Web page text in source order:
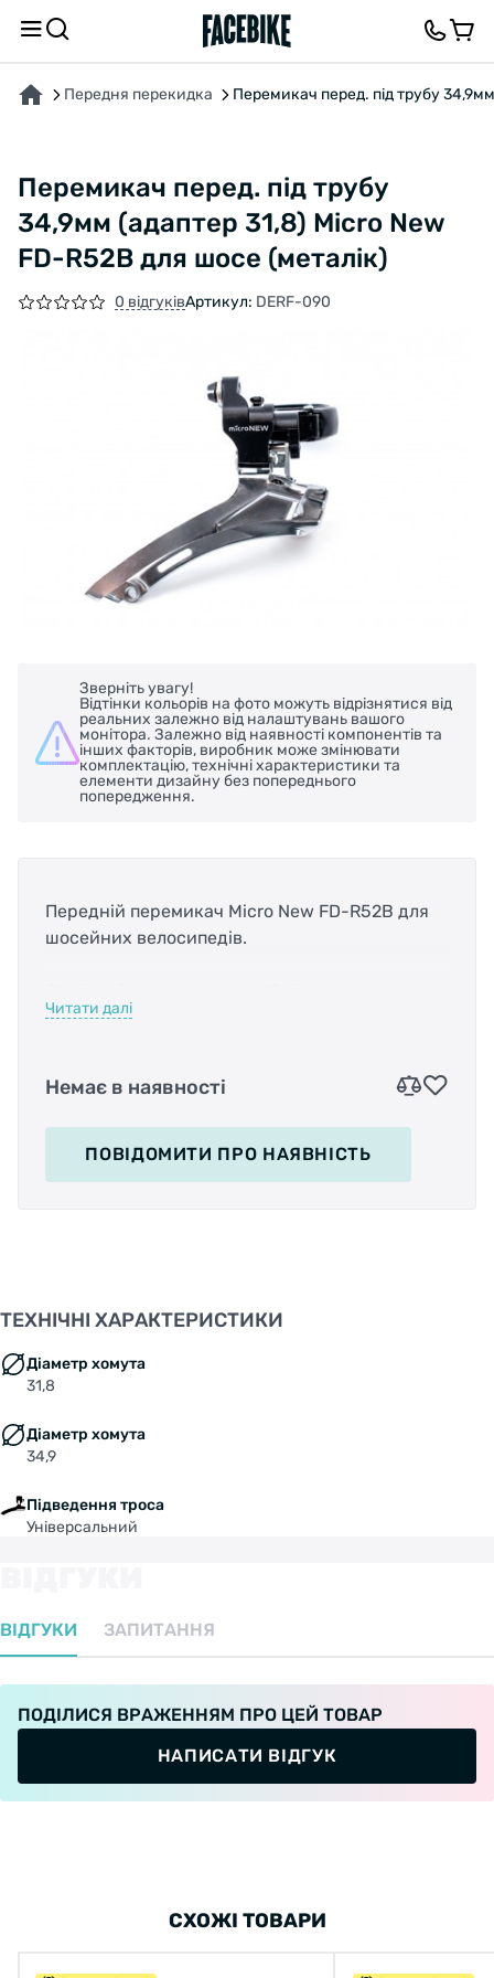
Передня перекидка Перемикач перед. під трубу
Перемикач перед. під трубу
34,9мм (адаптер 31,8) Micro New
FD-R52B для шосе (металік)
0 відгуківАртикул: DERF-090
Зверніть увагу!
Відтінки кольорів на фото можуть відрізнятися від
реальних залежно від налаштувань вашого
монітора. Залежно від наявності компонентів та
інших факторів, виробник може змінювати
комплектацію, технічні характеристики та
елементи дизайну без попереднього
попередження.
Передній перемикач Micro New FD-R52B для
шосейних велосипедів.
Рекомендовано для шатунів з передніми
31,8мм. Працює з ручками перемикання на 2
позиції.
Читати далі
Немає в наявності
ПОВІДОМИТИ ПРО НАЯВНІСТЬ
ТЕХНІЧНІ ХАРАКТЕРИСТИКИ
Діаметр хомута
31,8
Діаметр хомута
34,9
Підведення троса
Універсальний
ВІДГУКИ ЗАПИТАННЯ
ПОДІЛИСЯ ВРАЖЕННЯМ ПРО ЦЕЙ ТОВАР
НАПИСАТИ ВІДГУК
ПРО ТОВАР ХАРАКТЕРИСТИКИВІДГУКИ ТА ЗАПИТАННЯ
СХОЖІ ТОВАРИ